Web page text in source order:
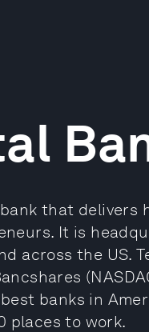
that
It is
across the US.
banks in
places to work.